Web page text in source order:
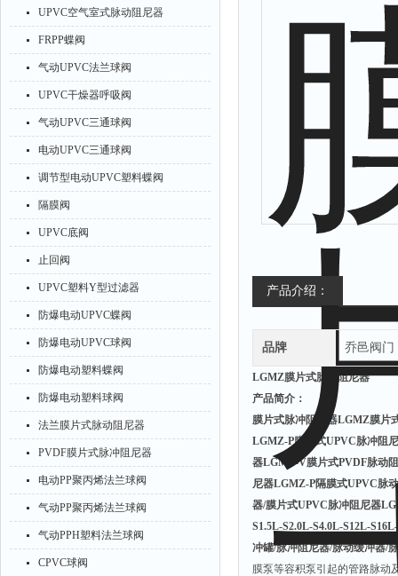
UPVC空气室式脉动阻尼器
FRPP蝶阀
气动UPVC法兰球阀
UPVC干燥器呼吸阀
气动UPVC三通球阀
电动UPVC三通球阀
调节型电动UPVC塑料蝶阀
隔膜阀
UPVC底阀
止回阀
UPVC塑料Y型过滤器
防爆电动UPVC蝶阀
防爆电动UPVC球阀
防爆电动塑料蝶阀
防爆电动塑料球阀
法兰膜片式脉动阻尼器
PVDF膜片式脉冲阻尼器
电动PP聚丙烯法兰球阀
气动PP聚丙烯法兰球阀
气动PPH塑料法兰球阀
CPVC球阀
产品介绍：
品牌 乔邑阀门
LGMZ膜片式脉动阻尼器
产品简介：
膜片式脉冲阻尼器LGMZ膜片
LGMZ-P膜片式UPVC脉冲阻
器LGMZ-V膜片式PVDF脉动
尼器LGMZ-P隔膜式UPVC脉
器/膜片式UPVC脉冲阻尼器
S1.5L-S2.0L-S4.0L-S12L-
冲罐/脉冲阻尼器/脉动缓冲器/
膜泵等容积泵引起的管路脉动